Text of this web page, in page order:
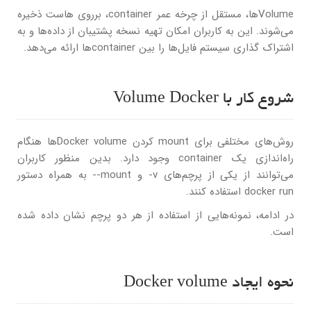
Volumeها، مستقل از چرخه عمر container، برروی هاست ذخیره
می‌شوند. این به کاربران امکان تهیه نسخه پشتیبان از داده‌ها و به
اشتراک گذاری سیستم فایل‌ها را بین containerها ارائه می‌دهد.
شروع کار با Volume Docker
روش‌های مختلفی برای mount کردن Docker volumeها هنگام
راه‌اندازی یک container وجود دارد. بدین منظور کاربران
می‌توانند از یکی از پرچم‌های v- و mount-- به همراه دستور
docker run استفاده کنند.
در ادامه، نمونه‌هایی از استفاده از هر دو پرچم نشان داده شده
است.
نحوه ایجاد Docker volume